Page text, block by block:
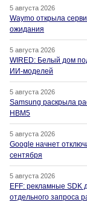
5 августа 2026
Waymo открыла
ожидания
5 августа 2026
WIRED: Белый дом
ИИ-моделей
5 августа 2026
Samsung раскрыла
HBM5
5 августа 2026
Google начнет
сентября
5 августа 2026
EFF: рекламные SDK
отдельного запроса